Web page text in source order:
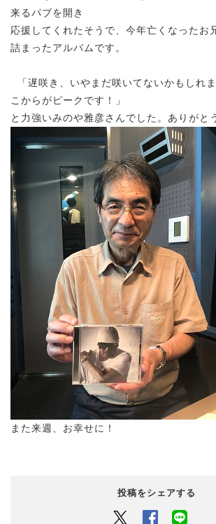
来るパブを開き
応援してくれたそうで、今年亡くなったお
詰まったアルバムです。
「遅咲き、いやまだ咲いてないかもしれ
こからがピークです！」
と力強いみのや雅彦さんでした。ありがと
また来週、お幸せに！
投稿をシェアする
Twitter Facebook